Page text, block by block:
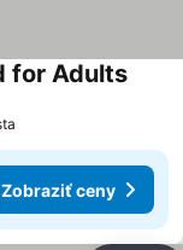
for Adults
Zobraziť ceny